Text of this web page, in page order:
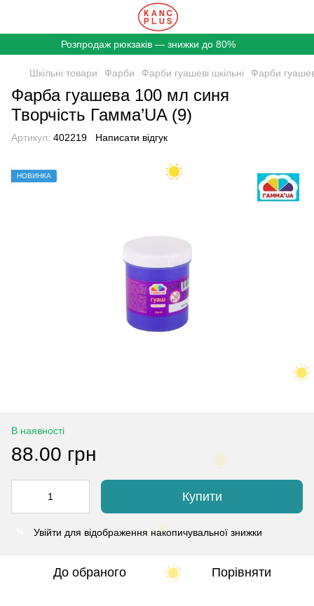
Розпродаж рюкзаків — знижки до 80%
Шкільні товари Фарби Фарби гуашеві шкільні Фарби
Фарба гуашева 100 мл синя
Творчість Гамма’UA (9)
Артикул: 402219 Написати відгук
НОВИНКА
В наявності
88.00 грн
Купити
Увійти для відображення накопичувальної знижки
До обраного Порівняти